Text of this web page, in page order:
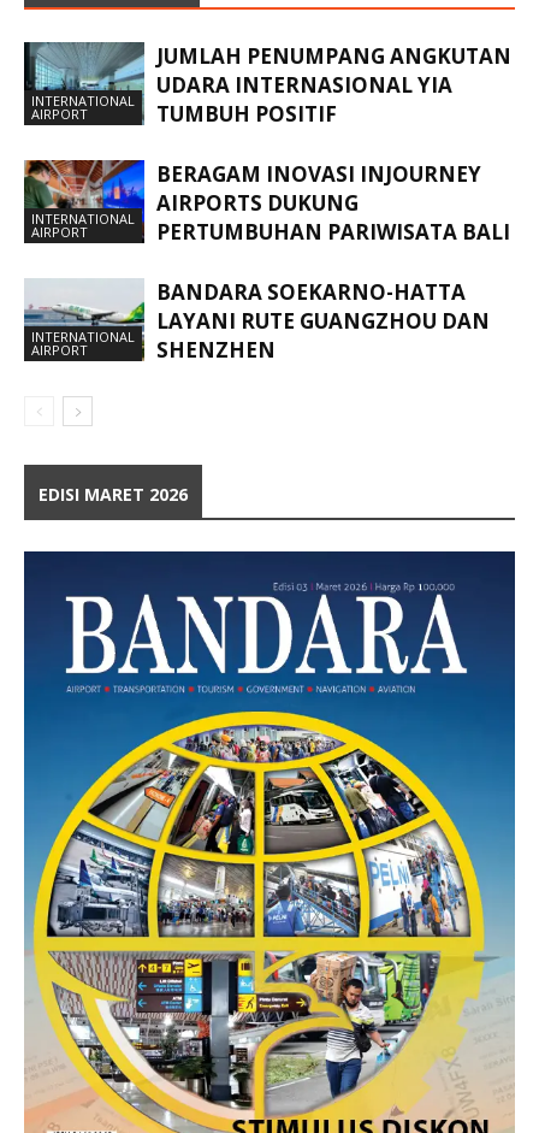
INTERNATIONAL
AIRPORT
JUMLAH PENUMPANG ANGKUTAN
UDARA INTERNASIONAL YIA
TUMBUH POSITIF
INTERNATIONAL
AIRPORT
BERAGAM INOVASI INJOURNEY
AIRPORTS DUKUNG
PERTUMBUHAN PARIWISATA BALI
INTERNATIONAL
AIRPORT
BANDARA SOEKARNO-HATTA
LAYANI RUTE GUANGZHOU DAN
SHENZHEN
EDISI MARET 2026